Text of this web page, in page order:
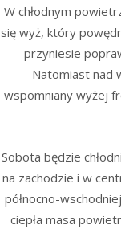
W chłodnym
się wyż, który
przyniesie
Natomiast nad
wspomniany wyżej
Sobota będzie
na zachodzie i w
północno-
ciepła masa